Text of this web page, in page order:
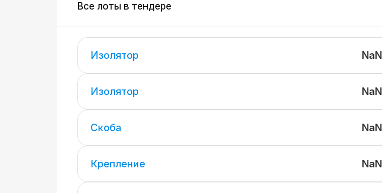
Все лоты в тендере
Изолятор NaN
Изолятор NaN
Скоба NaN
Крепление NaN